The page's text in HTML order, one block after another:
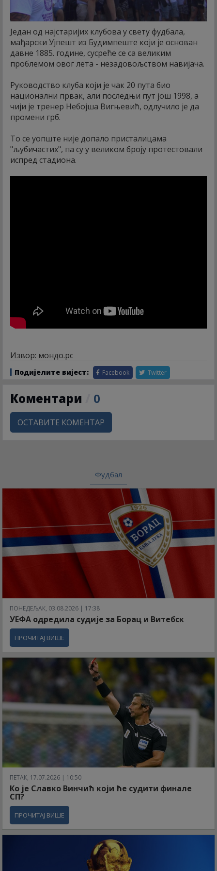
Један од најстаријих клубова у свету фудбала,
мађарски Ујпешт из Будимпеште који је основан
давне 1885. године, сусреће се са великим
проблемом овог лета - незадовољством навијача.
Руководство клуба који је чак 20 пута био
национални првак, али последњи пут још 1998, а
чији је тренер Небојша Вигњевић, одлучило је да
промени грб.
То се уопште није допало присталицама
"љубичастих", па су у великом броју протестовали
испред стадиона.
Извор: мондо.рс
Подијелите вијест: Facebook Twitter
Коментари 0
ОСТАВИТЕ КОМЕНТАР
Фудбал
ПОНЕДЕЉАК, 03.08.2026 | 17:38
УЕФА одредила судије за Борац и Витебск
ПРОЧИТАЈ ВИШЕ
ПЕТАК, 17.07.2026 | 10:50
Ко је Славко Винчић који ће судити финале
СП?
ПРОЧИТАЈ ВИШЕ